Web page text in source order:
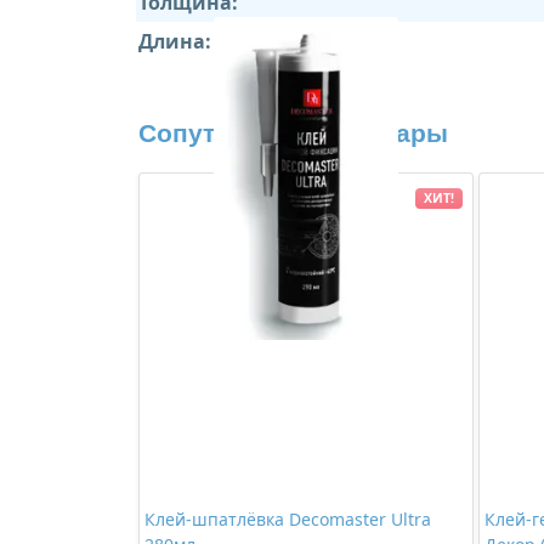
Длина:
Сопутствующие товары
Клей-шпатлёвка Decomaster Ultra
ХИТ!
Клей-